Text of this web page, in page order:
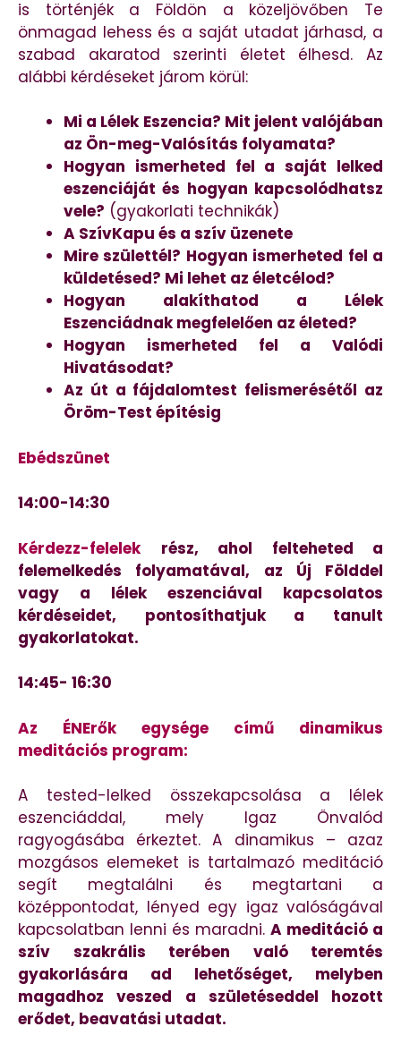
is történjék a Földön a közeljövőben Te
önmagad lehess és a saját utadat járhasd, a
szabad akaratod szerinti életet élhesd. Az
alábbi kérdéseket járom körül:
Mi a Lélek Eszencia? Mit jelent valójában
az Ön-meg-Valósítás folyamata?
Hogyan ismerheted fel a saját lelked
eszenciáját és hogyan kapcsolódhatsz
vele? (gyakorlati technikák)
A SzívKapu és a szív üzenete
Mire születtél? Hogyan ismerheted fel a
küldetésed? Mi lehet az életcélod?
Hogyan alakíthatod a Lélek
Eszenciádnak megfelelően az életed?
Hogyan ismerheted fel a Valódi
Hivatásodat?
Az út a fájdalomtest felismerésétől az
Öröm-Test építésig
Ebédszünet
14:00-14:30
Kérdezz-felelek
rész, ahol felteheted a
felemelkedés folyamatával, az Új Földdel
vagy a lélek eszenciával kapcsolatos
kérdéseidet, pontosíthatjuk a tanult
gyakorlatokat.
14:45- 16:30
Az ÉNErők egysége című dinamikus
meditációs program:
A tested-lelked összekapcsolása a lélek
eszenciáddal, mely Igaz Önvalód
ragyogásába érkeztet. A dinamikus – azaz
mozgásos elemeket is tartalmazó meditáció
segít megtalálni és megtartani a
középpontodat, lényed egy igaz valóságával
kapcsolatban lenni és maradni. A meditáció a
szív szakrális terében való teremtés
gyakorlására ad lehetőséget, melyben
magadhoz veszed a születéseddel hozott
erődet, beavatási utadat.